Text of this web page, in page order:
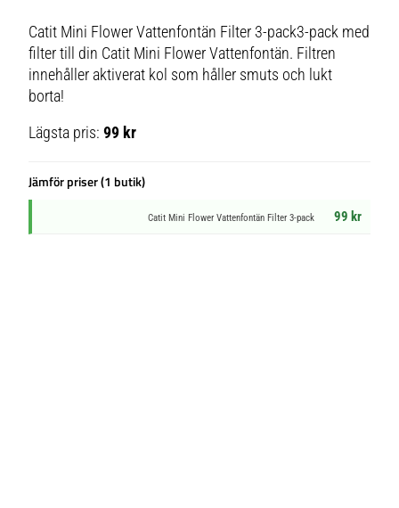
Catit Mini Flower Vattenfontän Filter 3-pack3-pack med
filter till din Catit Mini Flower Vattenfontän. Filtren
innehåller aktiverat kol som håller smuts och lukt
borta!
Lägsta pris:99 kr
Jämför priser (1 butik)
Catit Mini Flower Vattenfontän Filter 3-pack 99 kr